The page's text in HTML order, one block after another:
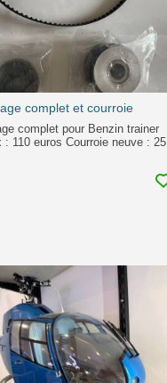
complet et courroie
complet pour Benzin trainer
: 110 euros Courroie neuve : 25